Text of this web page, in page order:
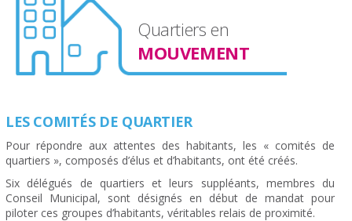
Quartiers en
MOUVEMENT
LES COMITÉS DE QUARTIER
Pour répondre aux attentes des habitants, les « comités de
quartiers », composés d’élus et d’habitants, ont été créés.
Six délégués de quartiers et leurs suppléants, membres du
Conseil Municipal, sont désignés en début de mandat pour
piloter ces groupes d’habitants, véritables relais de proximité.